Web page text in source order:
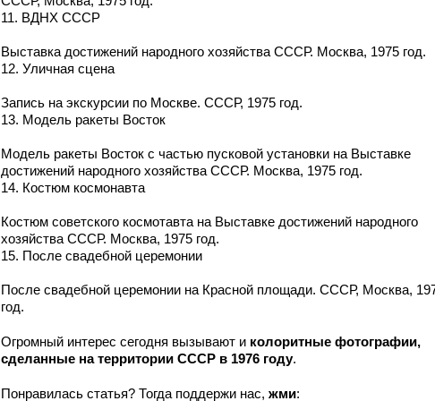
11. ВДНХ СССР
Выставка достижений народного хозяйства СССР. Москва, 1975 год.
12. Уличная сцена
Запись на экскурсии по Москве. СССР, 1975 год.
13. Модель ракеты Восток
Модель ракеты Восток с частью пусковой установки на Выставке
достижений народного хозяйства СССР. Москва, 1975 год.
14. Костюм космонавта
Костюм советского космотавта на Выставке достижений народного
хозяйства СССР. Москва, 1975 год.
15. После свадебной церемонии
После свадебной церемонии на Красной площади. СССР, Москва,
год.
Огромный интерес сегодня вызывают и колоритные фотографии,
сделанные на территории СССР в 1976 году.
Понравилась статья? Тогда поддержи нас, жми: